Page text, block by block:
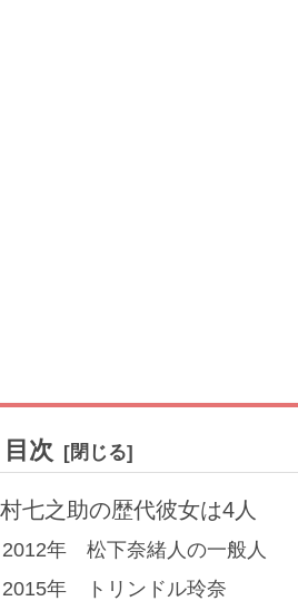
目次
七之助の歴代彼女は4人
2012年 松下奈緒人の一般人
2015年 トリンドル玲奈